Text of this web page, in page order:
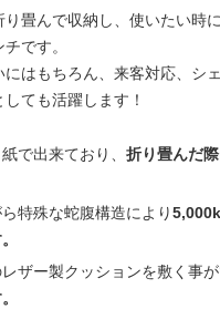
畳んで収納し、使いたい時
です。
にはもちろん、来客対応、シ
ても活躍します！
で出来ており、 折り畳んだ
特殊な蛇腹構造により
ザー製クッションを敷く事が